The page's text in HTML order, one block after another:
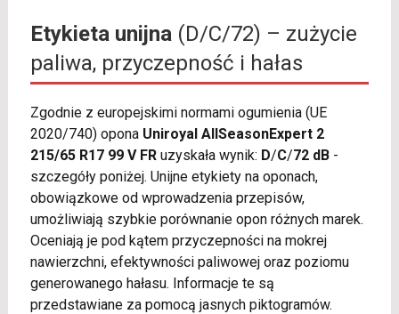
Etykieta unijna(D/C/72) – zużycie
paliwa, przyczepność i hałas
Zgodnie z europejskimi normami ogumienia (UE
2020/740) opona Uniroyal AllSeasonExpert 2
215/65 R17 99 V FRuzyskała wynik: D/C/72 dB-
szczegóły poniżej. Unijne etykiety na oponach,
obowiązkowe od wprowadzenia przepisów,
umożliwiają szybkie porównanie opon różnych marek.
Oceniają je pod kątem przyczepności na mokrej
nawierzchni, efektywności paliwowej oraz poziomu
generowanego hałasu. Informacje te są
przedstawiane za pomocą jasnych piktogramów.